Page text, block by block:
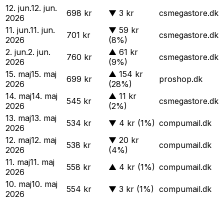
12. jun.12. jun.
2026
698 kr ▼ 3 kr
csmegastore.dk
11. jun.11. jun.
2026
701 kr ▼ 59 kr
(8%)
csmegastore.dk
2. jun.2. jun.
2026
760 kr ▲ 61 kr
(9%)
csmegastore.dk
15. maj15. maj
2026
699 kr ▲ 154 kr
(28%)
proshop.dk
14. maj14. maj
2026
545 kr ▲ 11 kr
(2%)
csmegastore.dk
13. maj13. maj
2026
534 kr ▼ 4 kr (1%) compumail.dk
12. maj12. maj
2026
538 kr ▼ 20 kr
(4%)
compumail.dk
11. maj11. maj
2026
558 kr ▲ 4 kr (1%) compumail.dk
10. maj10. maj
2026
554 kr ▼ 3 kr (1%) compumail.dk